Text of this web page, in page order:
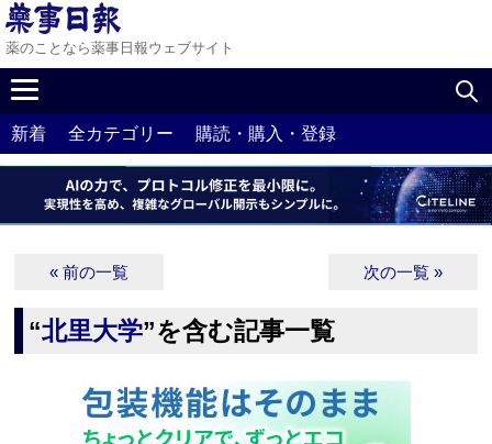
薬のことなら薬事日報ウェブサイト
新着 全カテゴリー 購読・購入・登録
« 前の一覧 次の一覧 »
“北里大学”を含む記事一覧